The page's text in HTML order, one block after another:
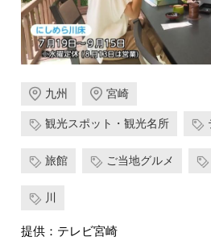
九州 宮崎
観光スポット・観光名所
旅館 ご当地グルメ
川
提供：テレビ宮崎